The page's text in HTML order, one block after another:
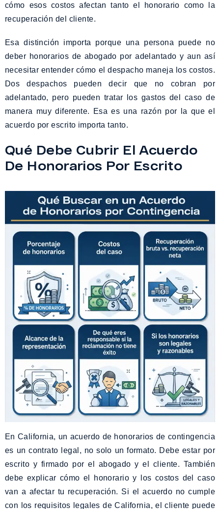
cómo esos costos afectan tanto el honorario como la
recuperación del cliente.
Esa distinción importa porque una persona puede no
deber honorarios de abogado por adelantado y aun así
necesitar entender cómo el despacho maneja los costos.
Dos despachos pueden decir que no cobran por
adelantado, pero pueden tratar los gastos del caso de
manera muy diferente. Esa es una razón por la que el
acuerdo por escrito importa tanto.
Qué Debe Cubrir El Acuerdo
De Honorarios Por Escrito
En California, un acuerdo de honorarios de contingencia
es un contrato legal, no solo un formato. Debe estar por
escrito y firmado por el abogado y el cliente. También
debe explicar cómo el honorario y los costos del caso
van a afectar tu recuperación. Si el acuerdo no cumple
con los requisitos legales de California, el cliente puede